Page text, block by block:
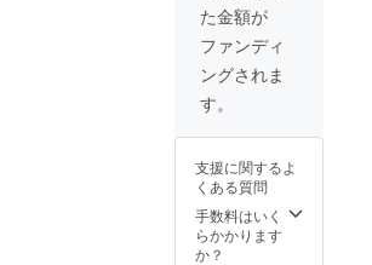
た金額が
ファンディ
ングされま
す。
支援に関するよ
くある質問
手数料はいく
らかかります
か？